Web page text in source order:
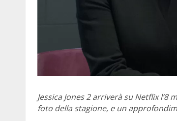
Jessica Jones 2 arriverà su Netflix
foto della stagione, e un